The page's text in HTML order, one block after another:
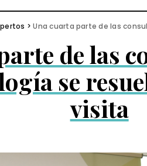
>Una cuarta parte de las consultas
de las
se
visita